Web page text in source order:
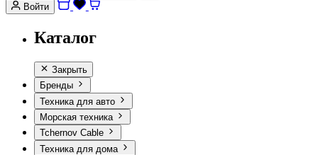
Войти
Каталог
Закрыть
Бренды
Техника для авто
Морская техника
Tchernov Cable
Техника для дома